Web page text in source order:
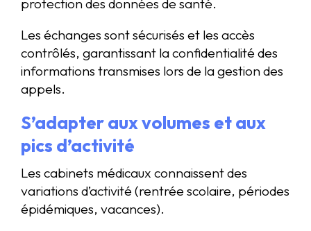
protection des données de santé.
Les échanges sont sécurisés et les accès
contrôlés, garantissant la confidentialité des
informations transmises lors de la gestion des
appels.
S’adapter aux volumes et aux
pics d’activité
Les cabinets médicaux connaissent des
variations d’activité (rentrée scolaire, périodes
épidémiques, vacances).